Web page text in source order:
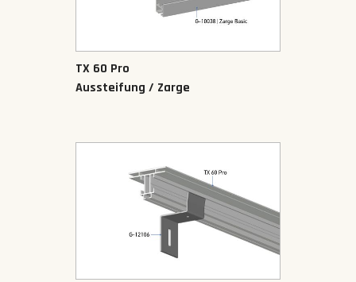
TX 60 Pro
Aussteifung / Zarge